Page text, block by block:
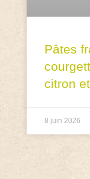
Pâtes
citron
8 juin 2026